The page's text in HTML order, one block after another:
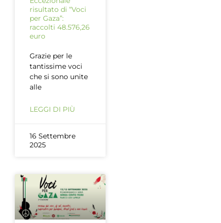
risultato di “Voci
per Gaza”:
raccolti 48.576,26
euro
Grazie per le
tantissime voci
che si sono unite
alle
LEGGI DI PIÙ
16 Settembre
2025